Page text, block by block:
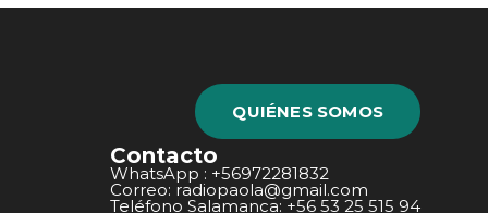
QUIÉNES SOMOS
Contacto
WhatsApp : +56972281832
Correo: radiopaola@gmail.com
Teléfono Salamanca: +56 53 25 515 94